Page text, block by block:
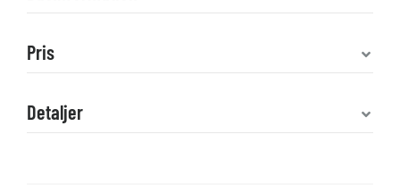
Pris
Detaljer